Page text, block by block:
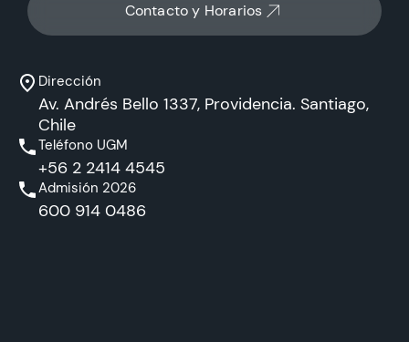
Contacto y Horarios
Dirección
Av. Andrés Bello 1337, Providencia. Santiago,
Chile
Teléfono UGM
+56 2 2414 4545
Admisión 2026
600 914 0486